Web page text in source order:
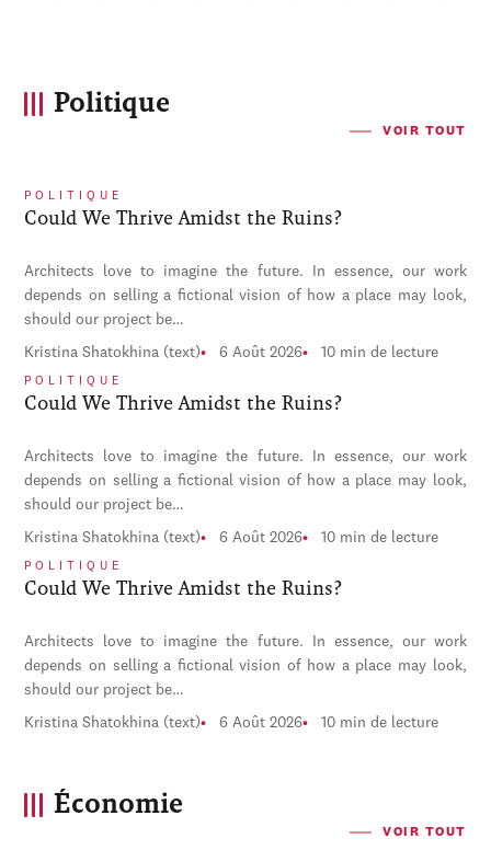
Politique
VOIR TOUT
POLITIQUE
Could We Thrive Amidst the Ruins?
Architects love to imagine the future. In essence, our work
depends on selling a fictional vision of how a place may look,
should our project be…
Kristina Shatokhina (text) 6 Août 2026 10 min de lecture
POLITIQUE
Could We Thrive Amidst the Ruins?
Architects love to imagine the future. In essence, our work
depends on selling a fictional vision of how a place may look,
should our project be…
Kristina Shatokhina (text) 6 Août 2026 10 min de lecture
POLITIQUE
Could We Thrive Amidst the Ruins?
Architects love to imagine the future. In essence, our work
depends on selling a fictional vision of how a place may look,
should our project be…
Kristina Shatokhina (text) 6 Août 2026 10 min de lecture
Économie
VOIR TOUT